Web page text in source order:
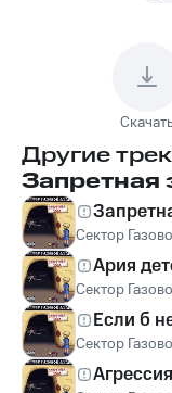
Другие
Запретная
Сектор
Ария
Сектор
Если б
Сектор
Агрессия